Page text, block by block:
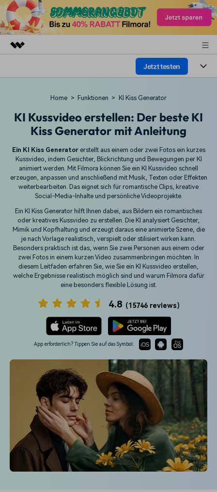
Dienstprogramme
Lösungen
Über uns
Shop
Support
Jetzt testen
Plattformen
Funktionen
Assets
KI
Video/Foto
Audio
Text
Wer
Video-Lösungen
Ressourcen
Über 100 heiße Video-
Prompts – schnell ähnliche
Videos erstellen
Beherrschen Sie
fortgeschrittene
Videobearbeitungsfähigkeiten
Kickstart Bootcamp
Lernen, ausdrücken und
Videobearbeitungs-
Fähigkeiten mit Filmora
DIY-Spezialeffekte
Erfahren Sie, wie Sie einen
können
Creator
Monetarisierungs-
Monetarisieren Sie
Ihren Einfluss mit Filmora
Freunde-werben-
Programm
An Freunde empfehlen,
Belohnungen erhalten
Hilfe-Center
Erste Schritte
Kunden-Support
Über
Über Uns
Unsere Mission, Geschichte
und Kunden
Bewertungen
Finden Sie mehr über Filmora
Nachrichten und
Bewertungen
Kunden-Geschichten
Erfahren Sie, wie unsere
Kunden Erfolg haben
Affiliate-Programm
Schalten Sie Partnerschaften
auf Unternehmensebene frei
KAUFEN Anmelden
Suchen
Home > Funktionen > KI Kiss Generator
KI Kussvideo erstellen: Der beste KI
Kiss Generator mit Anleitung
Ein KI Kiss Generatorerstellt aus einem oder zwei Fotos ein kurzes
Kussvideo, indem Gesichter, Blickrichtung und Bewegungen per KI
animiert werden. Mit Filmora können Sie ein KI Kussvideo schnell
erzeugen, anpassen und anschließend mit Musik, Texten oder Effekten
weiterbearbeiten. Das eignet sich für romantische Clips, kreative
Social-Media-Inhalte und persönliche Videoprojekte.
Ein KI Kiss Generator hilft Ihnen dabei, aus Bildern ein romantisches
oder kreatives Kussvideo zu erstellen. Die KI analysiert Gesichter,
Mimik und Kopfhaltung und erzeugt daraus eine animierte Szene, die
je nach Vorlage realistisch, verspielt oder stilisiert wirken kann.
Besonders praktisch ist das, wenn Sie zwei Personen aus einem oder
zwei Fotos in einem kurzen Video zusammenbringen möchten. In
diesem Leitfaden erfahren Sie, wie Sie ein KI Kussvideo erstellen,
welche Ergebnisse realistisch möglich sind und warum Filmora dafür
eine besonders flexible Lösung ist.
4.8 (15746 reviews)
App erforderlich? Tippen Sie auf das Symbol: